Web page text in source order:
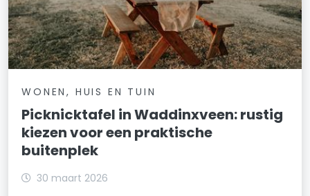
WONEN, HUIS EN TUIN
Picknicktafel in Waddinxveen: rustig
kiezen voor een praktische
buitenplek
30 maart 2026